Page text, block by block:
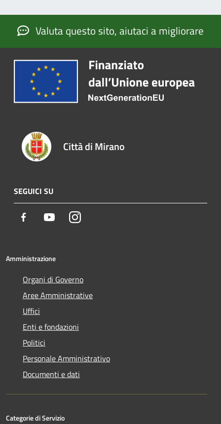
Valuta questo sito, aiutaci a migliorare
Città di Mirano
SEGUICI SU
Facebook YoutubeInstagram
Amministrazione
Organi di Governo
Aree Amministrative
Uffici
Enti e fondazioni
Politici
Personale Amministrativo
Documenti e dati
Categorie di Servizio